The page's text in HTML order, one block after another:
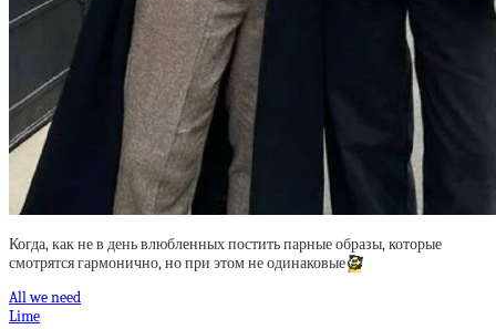
Когда, как не в день влюбленных постить парные образы, которые
смотрятся гармонично, но при этом не одинаковые🥰
All we need
Lime